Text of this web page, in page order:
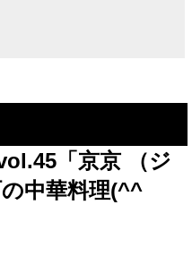
「京京 （ジ
中華料理(^^